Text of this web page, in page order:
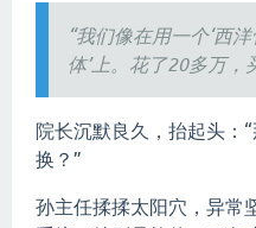
“我们像在用一个‘西
体’上。花了20多万，
院长沉默良久，抬起头：
换？”
孙主任揉揉太阳穴，异常